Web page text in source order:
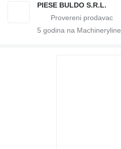
PIESE BULDO S.R.L.
5 godina na Machineryline